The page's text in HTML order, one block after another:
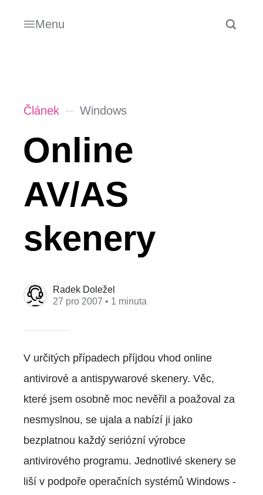
Menu
Článek Windows
Online
AV/AS
skenery
Radek Doležel
27 pro 2007 • 1 minuta
V určitých případech příjdou vhod online
antivirové a antispywarové skenery. Věc,
které jsem osobně moc nevěřil a poažoval za
nesmyslnou, se ujala a nabízí ji jako
bezplatnou každý seriózní výrobce
antivirového programu. Jednotlivé skenery se
liší v podpoře operačních systémů Windows -